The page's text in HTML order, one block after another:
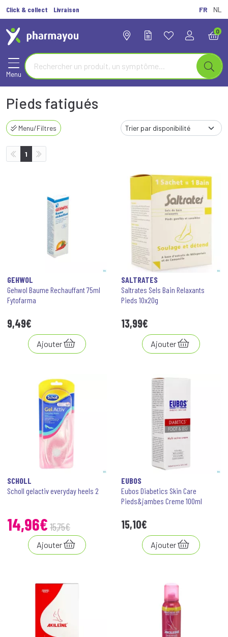
Click & collect Livraison FR NL
0
Menu
Pieds fatigués
Menu/Filtres
1
GEHWOL
Gehwol Baume Rechauffant 75ml
Fytofarma
9,49€
Ajouter
SALTRATES
Saltrates Sels Bain Relaxants
Pieds 10x20g
13,99€
Ajouter
SCHOLL
Scholl gelactiv everyday heels 2
14,96€ 15,75€
Ajouter
EUBOS
Eubos Diabetics Skin Care
Pieds&jambes Creme 100ml
15,10€
Ajouter